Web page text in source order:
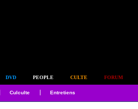
DVD PEOPLE CULTE FORUM
Culculte Entretiens